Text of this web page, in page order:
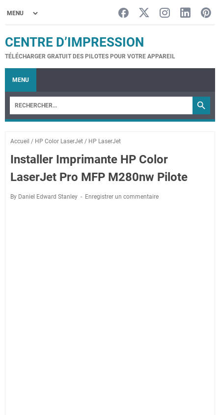
CENTRE D’IMPRESSION
TÉLÉCHARGER GRATUIT DES PILOTES POUR VOTRE APPAREIL
MENU
Accueil / HP Color LaserJet / HP LaserJet
Installer Imprimante HP Color
LaserJet Pro MFP M280nw Pilote
By Daniel Edward Stanley Enregistrer un commentaire